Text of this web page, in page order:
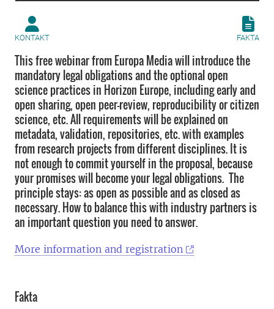
KONTAKT FAKTA
This free webinar from Europa Media will introduce the
mandatory legal obligations and the optional open
science practices in Horizon Europe, including early and
open sharing, open peer-review, reproducibility or citizen
science, etc. All requirements will be explained on
metadata, validation, repositories, etc. with examples
from research projects from different disciplines. It is
not enough to commit yourself in the proposal, because
your promises will become your legal obligations. The
principle stays: as open as possible and as closed as
necessary. How to balance this with industry partners is
an important question you need to answer.
More information and registration
Fakta